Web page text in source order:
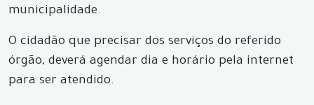
municipalidade.
O cidadão que precisar dos serviços do referido
órgão, deverá agendar dia e horário pela internet
para ser atendido.